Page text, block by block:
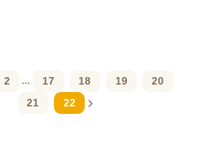
2 ... 17 18 19
20
21
22